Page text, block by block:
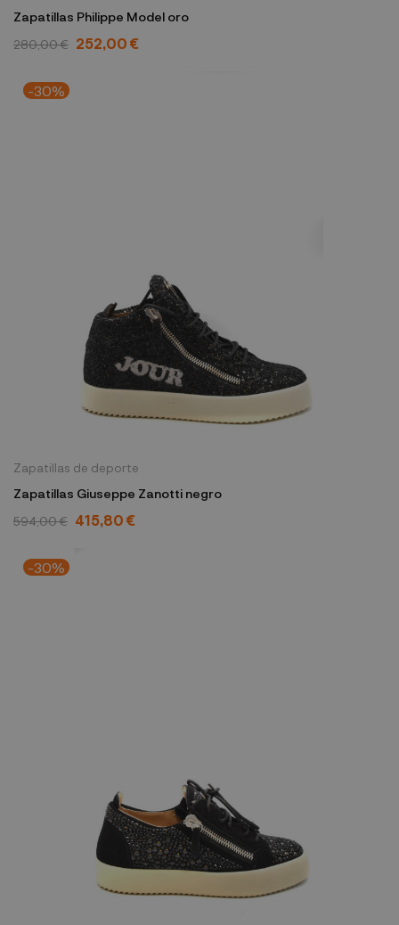
Zapatillas Philippe Model oro
280,00 € 252,00 €
-30%
Zapatillas de deporte
Zapatillas Giuseppe Zanotti negro
594,00 € 415,80 €
-30%